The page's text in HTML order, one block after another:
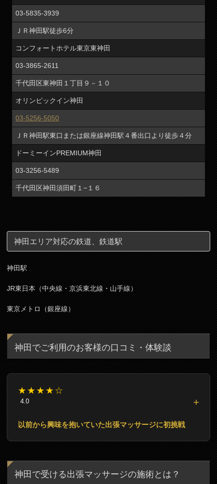
03-5835-3939
ＪＲ神田駅徒歩6分
コンフォートホテル東京東神田
03-3865-2611
千代田区東神田１丁目９－１０
オリンピックイン神田
03-5256-5050
ＪＲ神田駅東口または銀座線神田駅４番出口より徒歩４分
ドーミーインPREMIUM神田
03-3256-5489
千代田区神田須田町１−１６
神田エリア対応の鉄道、鉄道駅
神田駅
JR東日本（中央線・京浜東北線・山手線）
東京メトロ（銀座線）
神田でご利用のお客様の口コミ・体験談
★★★★☆
4.0
以前から興味を抱いていた出張マッサージに初挑戦
神田で受ける出張マッサージの施術とは？